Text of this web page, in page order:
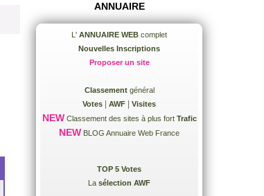
ANNUAIRE
L' ANNUAIRE WEB complet
Nouvelles Inscriptions
Proposer un site
Classementgénéral
Votes
AWF Visites
NEWClassement des sites à plus fort Trafic
NEW BLOG Annuaire Web France
TOP 5 Votes
La sélection AWF